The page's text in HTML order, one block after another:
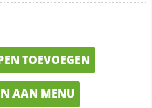
TOEVOEGEN
AAN MENU